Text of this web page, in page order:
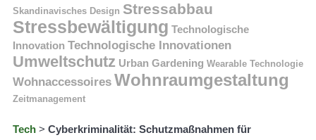
Skandinavisches Design Stressabbau
Stressbewältigung Technologische
Innovation Technologische Innovationen
Umweltschutz Urban Gardening Wearable Technologie
Wohnaccessoires Wohnraumgestaltung
Zeitmanagement
Tech > Cyberkriminalität: Schutzmaßnahmen für